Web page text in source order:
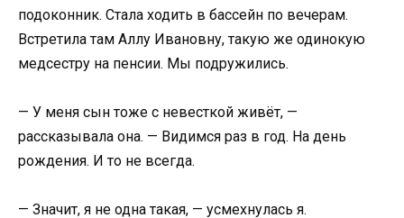
подоконник. Стала ходить в бассейн по вечерам.
Встретила там Аллу Ивановну, такую же одинокую
медсестру на пенсии. Мы подружились.
— У меня сын тоже с невесткой живёт, —
рассказывала она. — Видимся раз в год. На день
рождения. И то не всегда.
— Значит, я не одна такая, — усмехнулась я.